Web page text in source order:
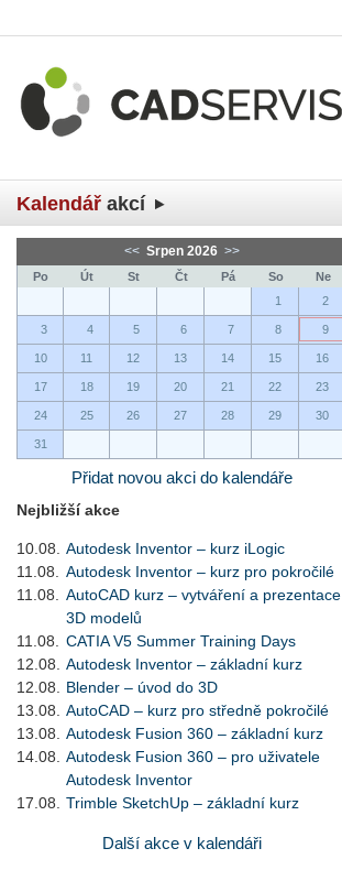
Kalendář akcí
<< Srpen 2026 >>
Po Út St Čt Pá So
Ne
1
2
3 4 5 6 7 8 9
10 11 12 13 14 15 16
17 18 19 20 21 22 23
24 25 26 27 28 29 30
31
Přidat novou akci do kalendáře
Nejbližší akce
10.08.
Autodesk Inventor – kurz iLogic
11.08.
Autodesk Inventor – kurz pro pokročilé
11.08.
AutoCAD kurz – vytváření a prezentace
3D modelů
11.08.
CATIA V5 Summer Training Days
12.08.
Autodesk Inventor – základní kurz
12.08.
Blender – úvod do 3D
13.08.
AutoCAD – kurz pro středně pokročilé
13.08.
Autodesk Fusion 360 – základní kurz
14.08.
Autodesk Fusion 360 – pro uživatele
Autodesk Inventor
17.08.
Trimble SketchUp – základní kurz
Další akce v kalendáři